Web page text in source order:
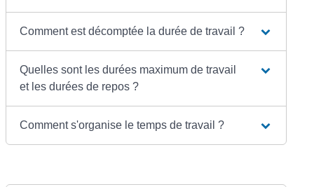
Comment est décomptée la durée de travail ?
Quelles sont les durées maximum de travail
et les durées de repos ?
Comment s'organise le temps de travail ?